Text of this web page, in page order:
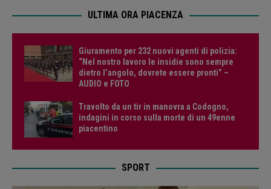
ULTIMA ORA PIACENZA
Giuramento per 232 nuovi agenti di polizia:
“Nel nostro lavoro le insidie sono sempre
dietro l’angolo, dovrete essere pronti” –
AUDIO e FOTO
Travolto da un tir in manovra a Codogno,
indagini in corso sulla morte di un 49enne
piacentino
SPORT